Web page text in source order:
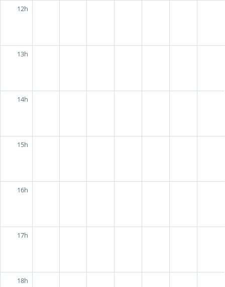
12h
13h
14h
15h
16h
17h
18h